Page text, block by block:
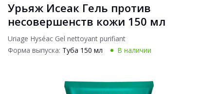
Урьяж Исеак Гель против
несовершенств кожи 150 мл
Uriage Hyséac Gel nettoyant purifiant
Форма выпуска: Туба 150 мл В наличии